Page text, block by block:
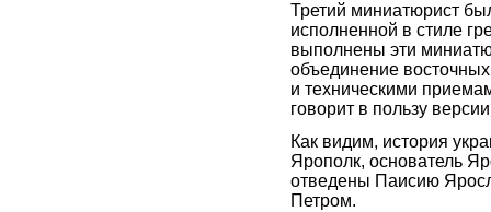
Третий миниатюрист
исполненной в стиле
выполнены эти
объединение
и техническими
говорит в пользу
Как видим, история
Ярополк, основатель
отведены Паисию
Петром.